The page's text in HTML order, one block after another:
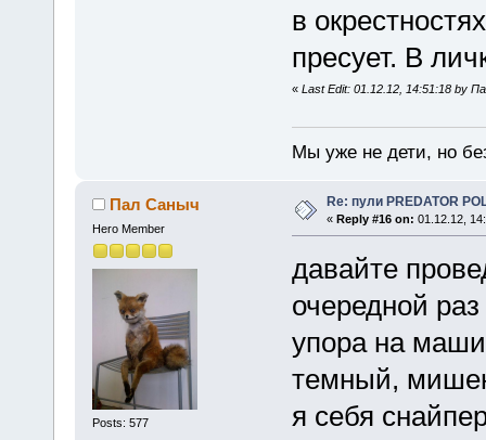
в
пресует. В
« Last Edit: 01.12.12, 14:51:18 by
Мы уже не дети, но
Пал Саныч
Hero Member
Posts: 577
Re: пули PREDATOR
« Reply #16 on: 01.12.12,
давайте
очередной
упора на
темный,
я себя